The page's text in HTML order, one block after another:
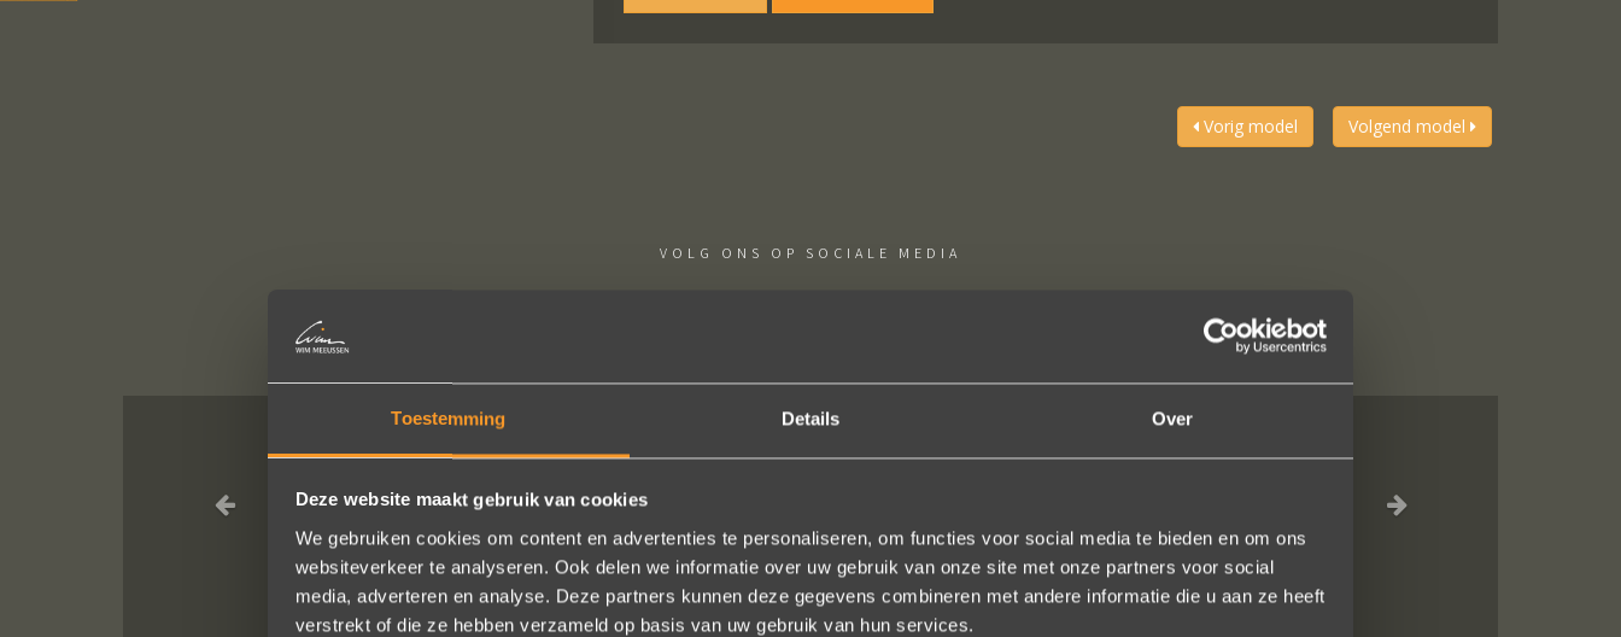
Toestemming Details Over
Deze website maakt gebruik van cookies
We gebruiken cookies om content en advertenties te personaliseren, om functies voor social media te bieden en om ons
websiteverkeer te analyseren. Ook delen we informatie over uw gebruik van onze site met onze partners voor social
media, adverteren en analyse. Deze partners kunnen deze gegevens combineren met andere informatie die u aan ze heeft
verstrekt of die ze hebben verzameld op basis van uw gebruik van hun services.
Vorig model Volgend model
VOLG ONS OP SOCIALE MEDIA
service, punctueel in het uitvoeren van de bestelling, permanent contact per email tot het versturen
van van de ringen (we wonen in het buitenland). Alles tip top en dat mag hoog en duidelijk gezegd
worden.
Brigitte Antoine Guiet